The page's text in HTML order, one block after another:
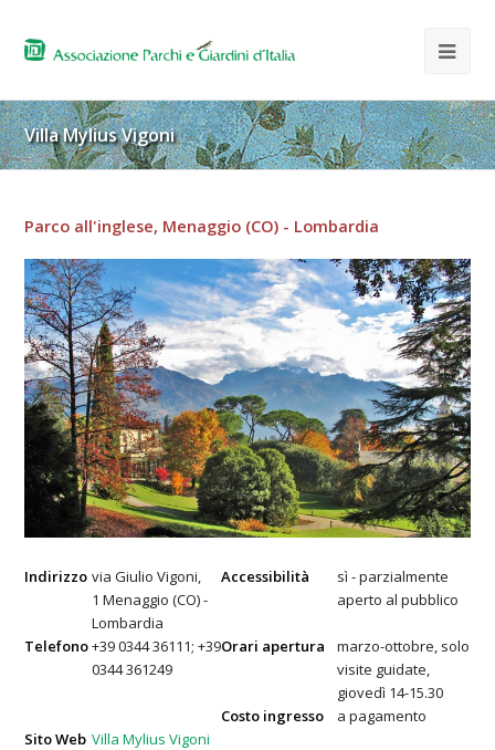
Villa Mylius Vigoni
Parco all'inglese, Menaggio (CO) - Lombardia
Indirizzo via Giulio Vigoni,
1 Menaggio (CO) -
Lombardia
Accessibilità
sì - parzialmente
aperto al pubblico
Telefono+39 0344 36111; +39
0344 361249
Orari apertura
marzo-ottobre, solo
visite guidate,
giovedì 14-15.30
Costo ingresso
a pagamento
Sito Web Villa Mylius Vigoni